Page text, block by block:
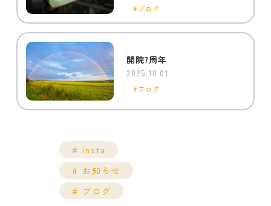
ブログ
開院7周年
2025.10.01
ブログ
insta
お知らせ
ブログ